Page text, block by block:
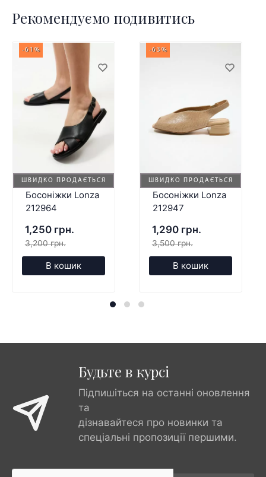
Рекомендуємо подивитись
ШВИДКО ПРОДАЄТЬСЯ
-61%
Босоніжки Lonza
212964
1,250 грн.
3,200 грн.
В кошик
ШВИДКО ПРОДАЄТЬСЯ
-63%
Босоніжки Lonza
212947
1,290 грн.
3,500 грн.
В кошик
Будьте в курсі
Підпишіться на останні оновлення
та
дізнавайтеся про новинки та
спеціальні пропозиції першими.